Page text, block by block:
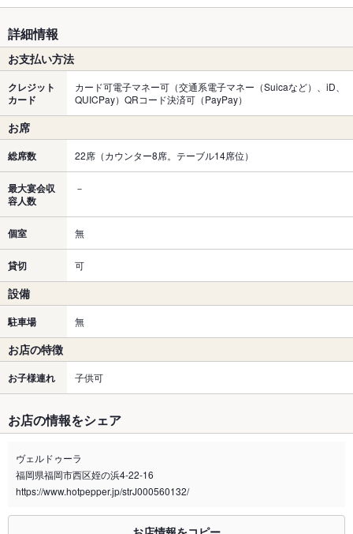
詳細情報
お支払い方法
クレジット
カード
カード可電子マネー可（交通系電子マネー（Suicaなど）、iD、
QUICPay）QRコード決済可（PayPay）
お席
総席数 22席（カウンター8席。テーブル14席位）
最大宴会収
容人数
－
個室 無
貸切 可
設備
駐車場 無
お店の特徴
お子様連れ 子供可
お店の情報をシェア
ヴェルドゥーラ
福岡県福岡市西区姪の浜4-22-16
https://www.hotpepper.jp/strJ000560132/